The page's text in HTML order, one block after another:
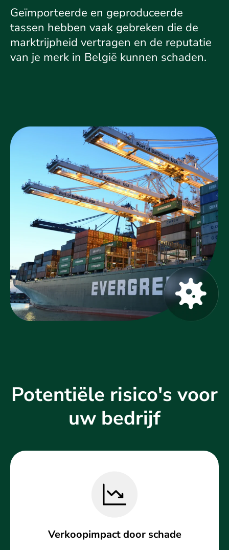
Geïmporteerde en geproduceerde
tassen hebben vaak gebreken die de
marktrijpheid vertragen en de reputatie
van je merk in België kunnen schaden.
Potentiële risico's voor
uw bedrijf
Verkoopimpact door schade